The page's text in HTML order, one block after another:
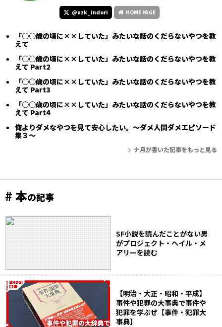
@nzk_indori HOME PAGE
「○○歳の頃に××していた」みたいな話のくだらないやつを教
えて
「○○歳の頃に××していた」みたいな話のくだらないやつを教
えて Part2
「○○歳の頃に××していた」みたいな話のくだらないやつを教
えて Part3
「○○歳の頃に××していた」みたいな話のくだらないやつを教
えて Part4
俺よりダメなやつを見て安心したい。〜ダメ人間ダメエピソード
集３〜
ナ月が書いた記事をもっと見る
# 本の記事
SF小説を読んだことがない男
がプロジェクト・ヘイル・メ
アリーを読む
【明治・大正・昭和・平成】
事件や犯罪の大事典で事件や
犯罪を学ぶぜ【事件・犯罪大
事典】